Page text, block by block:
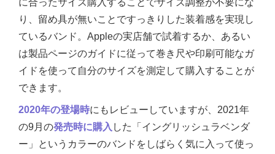
に合ったサイズ購入することでサイズ調整が不要にな
り、留め具が無いことですっきりした装着感を実現し
ているバンド。Appleの実店舗で試着するか、あるい
は製品ページのガイドに従って巻き尺や印刷可能なガ
イドを使って自分のサイズを測定して購入することが
できます。
2020年の登場時にもレビューしていますが、2021年
の9月の発売時に購入 した「イングリッシュラベンダ
ー」というカラーのバンドをしばらく気に入って使っ